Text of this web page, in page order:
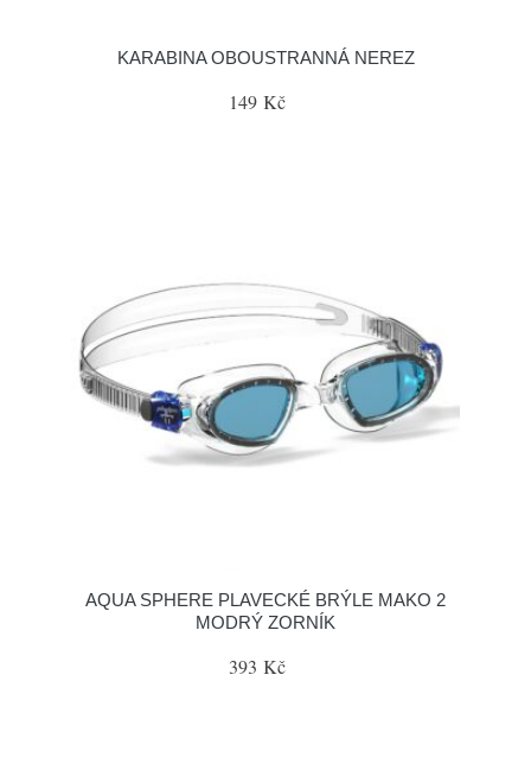
KARABINA OBOUSTRANNÁ NEREZ
149 Kč
AQUA SPHERE PLAVECKÉ BRÝLE MAKO 2
MODRÝ ZORNÍK
393 Kč